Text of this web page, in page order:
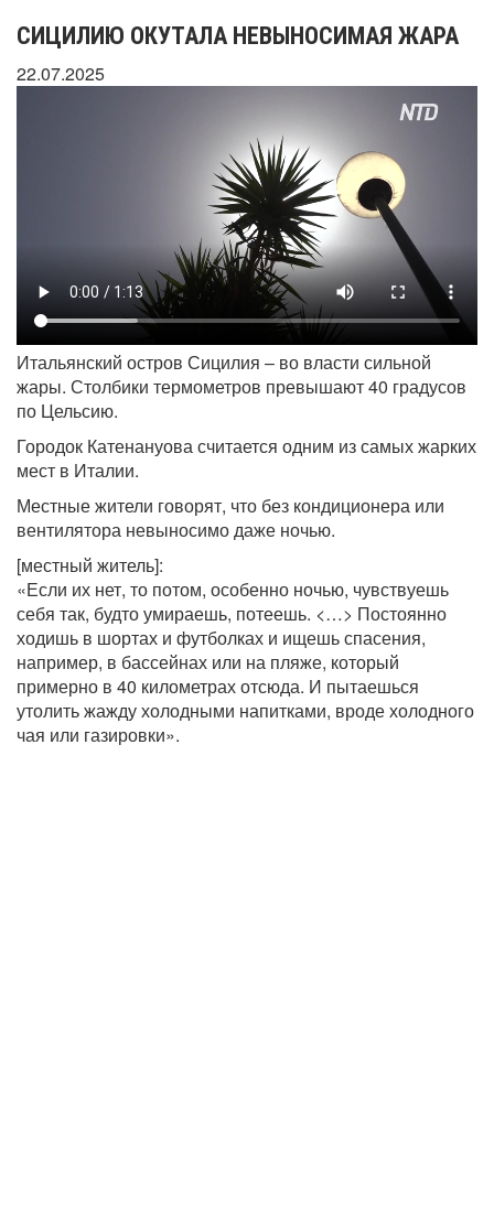
СИЦИЛИЮ ОКУТАЛА НЕВЫНОСИМАЯ ЖАРА
22.07.2025
Итальянский остров Сицилия – во власти сильной
жары. Столбики термометров превышают 40 градусов
по Цельсию.
Городок Катенануова считается одним из самых жарких
мест в Италии.
Местные жители говорят, что без кондиционера или
вентилятора невыносимо даже ночью.
[местный житель]:
«Если их нет, то потом, особенно ночью, чувствуешь
себя так, будто умираешь, потеешь. <…> Постоянно
ходишь в шортах и футболках и ищешь спасения,
например, в бассейнах или на пляже, который
примерно в 40 километрах отсюда. И пытаешься
утолить жажду холодными напитками, вроде холодного
чая или газировки».